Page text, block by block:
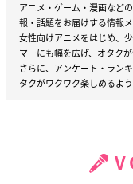
アニメ・ゲーム・漫画など
報・話題をお届けする情報
女性向けアニメをはじめ、
マーにも幅を広げ、オタク
さらに、アンケート・ラン
タクがワクワク楽しめるよ